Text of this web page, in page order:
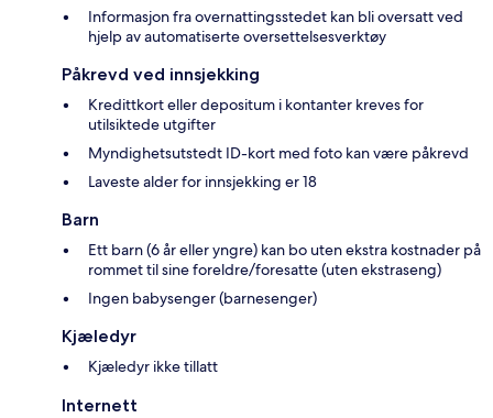
Informasjon fra overnattingsstedet kan bli oversatt ved
hjelp av automatiserte oversettelsesverktøy
Påkrevd ved innsjekking
Kredittkort eller depositum i kontanter kreves for
utilsiktede utgifter
Myndighetsutstedt ID-kort med foto kan være påkrevd
Laveste alder for innsjekking er 18
Barn
Ett barn (6 år eller yngre) kan bo uten ekstra kostnader på
rommet til sine foreldre/foresatte (uten ekstraseng)
Ingen babysenger (barnesenger)
Kjæledyr
Kjæledyr ikke tillatt
Internett